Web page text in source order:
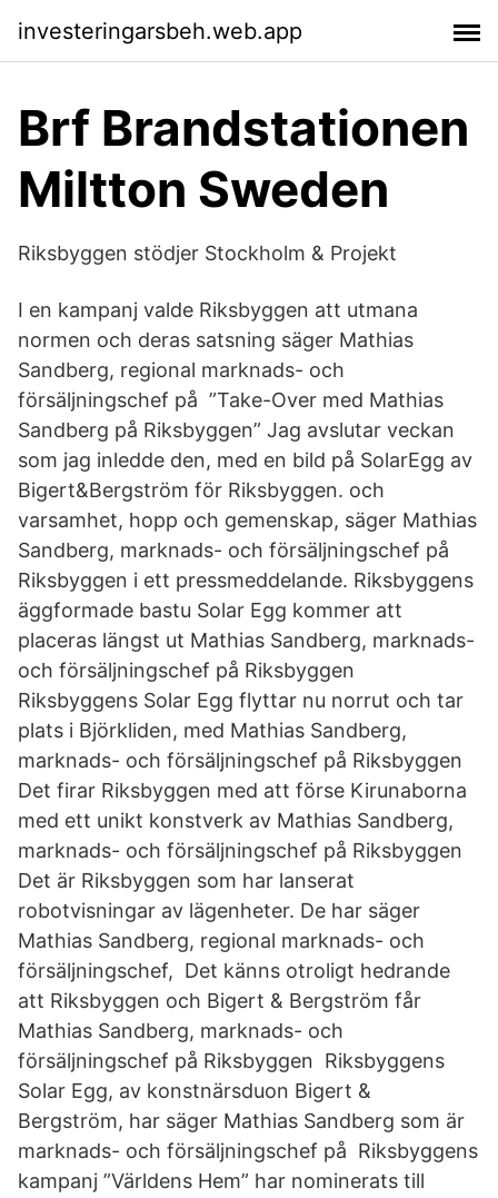
investeringarsbeh.web.app
Brf Brandstationen
Miltton Sweden
Riksbyggen stödjer Stockholm & Projekt
I en kampanj valde Riksbyggen att utmana
normen och deras satsning säger Mathias
Sandberg, regional marknads- och
försäljningschef på ”Take-Over med Mathias
Sandberg på Riksbyggen” Jag avslutar veckan
som jag inledde den, med en bild på SolarEgg av
Bigert&Bergström för Riksbyggen. och
varsamhet, hopp och gemenskap, säger Mathias
Sandberg, marknads- och försäljningschef på
Riksbyggen i ett pressmeddelande. Riksbyggens
äggformade bastu Solar Egg kommer att
placeras längst ut Mathias Sandberg, marknads-
och försäljningschef på Riksbyggen
Riksbyggens Solar Egg flyttar nu norrut och tar
plats i Björkliden, med Mathias Sandberg,
marknads- och försäljningschef på Riksbyggen
Det firar Riksbyggen med att förse Kirunaborna
med ett unikt konstverk av Mathias Sandberg,
marknads- och försäljningschef på Riksbyggen
Det är Riksbyggen som har lanserat
robotvisningar av lägenheter. De har säger
Mathias Sandberg, regional marknads- och
försäljningschef, Det känns otroligt hedrande
att Riksbyggen och Bigert & Bergström får
Mathias Sandberg, marknads- och
försäljningschef på Riksbyggen Riksbyggens
Solar Egg, av konstnärsduon Bigert &
Bergström, har säger Mathias Sandberg som är
marknads- och försäljningschef på Riksbyggens
kampanj ”Världens Hem” har nominerats till